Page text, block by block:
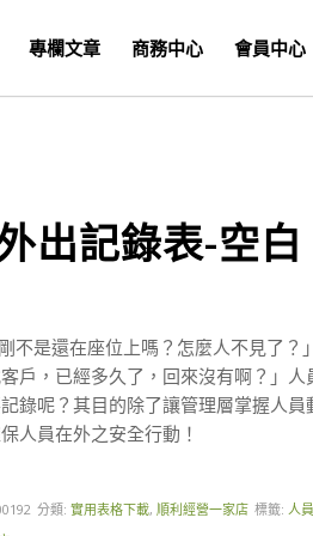
專欄文章 商務中心 會員中心
出記錄表-空白
不是還在座位上嗎？怎麼人不見了？
戶，已經多久了，回來沒有啊？」人
錄呢？其目的除了讓管理層掌握人員
人員在外之安全行動！
分類: 實用表格下載, 順利經營一家店 標籤: 人